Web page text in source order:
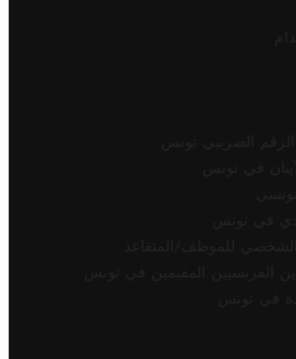
الضريبي تونس
في تونس
في تونس
للموظف/المتقاعد
الفرنسيين المقيمين في تونس
في تونس